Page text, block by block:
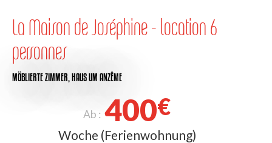
La Maison de Joséphine - location 6
personnes
MÖBLIERTE ZIMMER, HAUSUM ANZÊME
Ab : 400€
Woche (Ferienwohnung)